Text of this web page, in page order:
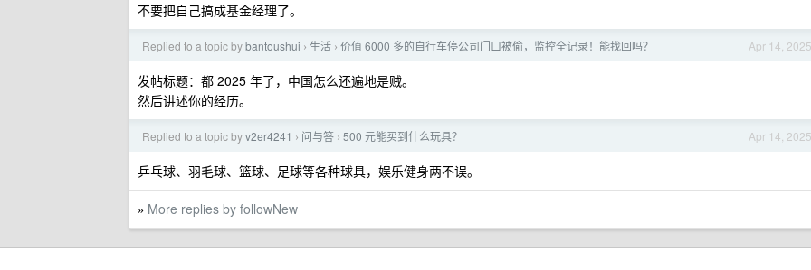
不要把自己搞成基金经理了。
Apr 14, 2025
Replied to a topic bybantoushui › 生活 › 价值 6000 多的自行车停公司门口被偷，监控全记录！能找回吗？
发帖标题：都 2025 年了，中国怎么还遍地是贼。
然后讲述你的经历。
Apr 14, 2025
Replied to a topic byv2er4241 › 问与答 › 500 元能买到什么玩具？
乒乓球、羽毛球、篮球、足球等各种球具，娱乐健身两不误。
» More replies by followNew